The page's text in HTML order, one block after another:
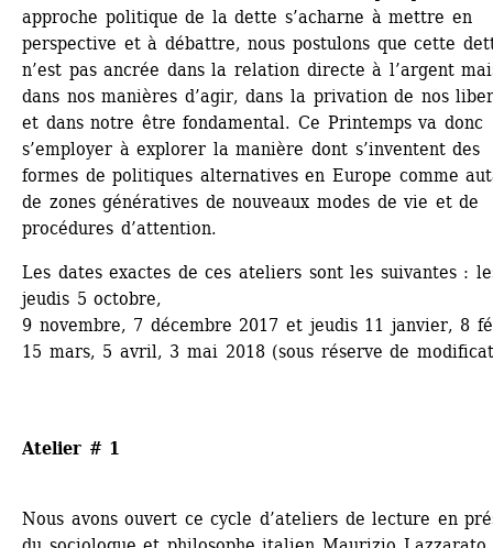
approche politique de la dette s’acharne à mettre en
perspective et à débattre, nous postulons que cette
n’est pas ancrée dans la relation directe à l’argent
dans nos manières d’agir, dans la privation de nos
et dans notre être fondamental. Ce Printemps va donc
s’employer à explorer la manière dont s’inventent des
formes de politiques alternatives en Europe comme
de zones génératives de nouveaux modes de vie et de
procédures d’attention.
Les dates exactes de ces ateliers sont les suivantes :
jeudis 5 octobre,
9 novembre, 7 décembre 2017 et jeudis 11 janvier, 8
15 mars, 5 avril, 3 mai 2018 (sous réserve de
Atelier # 1
Nous avons ouvert ce cycle d’ateliers de lecture en